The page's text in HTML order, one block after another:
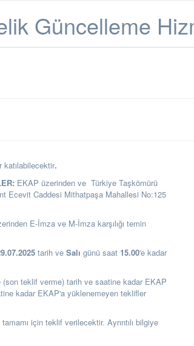
Güncelleme
.
EKAP üzerinden ve Türkiye Taşkömürü
Ecevit Caddesi Mithatpaşa Mahallesi No:125
E-İmza ve M-İmza karşılığı temin
tarih ve Salı günü saat 15.00'e kadar
(son teklif verme) tarih ve saatine kadar EKAP
kadar EKAP'a yüklenemeyen teklifler
için teklif verilecektir. Ayrıntılı bilgiye